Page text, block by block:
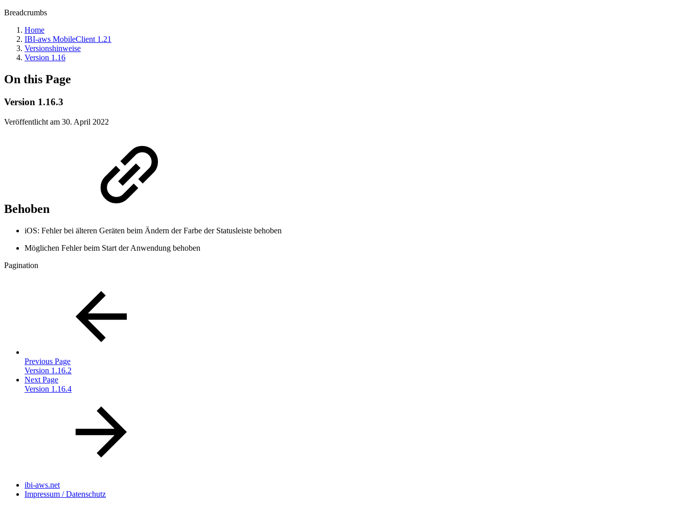
Breadcrumbs
Home
IBI-aws MobileClient 1.21
Versionshinweise
Version 1.16
On this Page
Version 1.16.3
Veröffentlicht am 30. April 2022
Behoben
iOS: Fehler bei älteren Geräten beim Ändern der Farbe der Statusleiste behoben
Möglichen Fehler beim Start der Anwendung behoben
Pagination
Previous Page
Version 1.16.2
Next Page
Version 1.16.4
ibi-aws.net
Impressum / Datenschutz